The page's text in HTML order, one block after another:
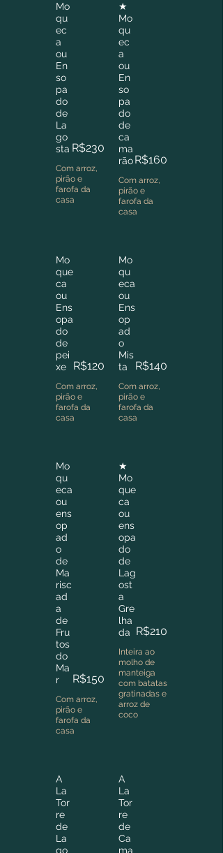
Mo
qu
ec
a
ou
En
so
pa
do
de
La
go
sta
Com arroz,
pirão e
farofa da
casa
R$230
★
Mo
qu
ec
a
ou
En
so
pa
do
de
ca
ma
rão
Com arroz,
pirão e
farofa da
casa
R$160
Mo
que
ca
ou
Ens
opa
do
de
pei
xe
Com arroz,
pirão e
farofa da
casa
R$120
Mo
qu
eca
ou
Ens
op
ad
o
Mis
ta
Com arroz,
pirão e
farofa da
casa
R$140
Mo
qu
eca
ou
ens
op
ad
o
de
Ma
risc
ad
a
de
Fru
tos
do
Ma
r
Com arroz,
pirão e
farofa da
casa
R$150
★
Mo
que
ca
ou
ens
opa
do
de
Lag
ost
a
Gre
lha
da
Inteira ao
molho de
manteiga
com batatas
gratinadas e
arroz de
coco
R$210
A
La
Tor
re
de
La
go
A
La
Tor
re
de
Ca
ma